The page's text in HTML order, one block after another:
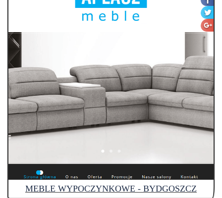
MEBLE WYPOCZYNKOWE - BYDGOSZCZ